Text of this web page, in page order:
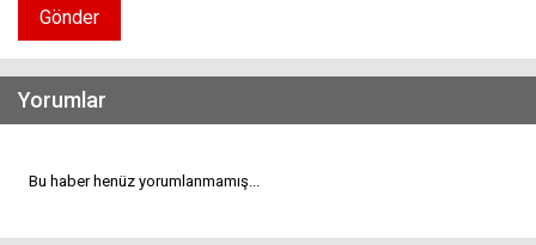
Gönder
Yorumlar
Bu haber henüz yorumlanmamış...